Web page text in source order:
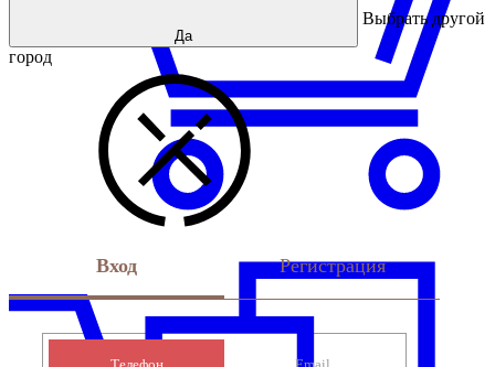
Да
Выбрать другой
город
Вход Регистрация